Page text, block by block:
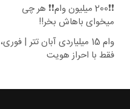
❗❗200 میلیون وام❗❗ هر چی
میخوای باهاش بخر!!
وام 15 میلیاردی آبان تتر | فوری،
فقط با احراز هویت